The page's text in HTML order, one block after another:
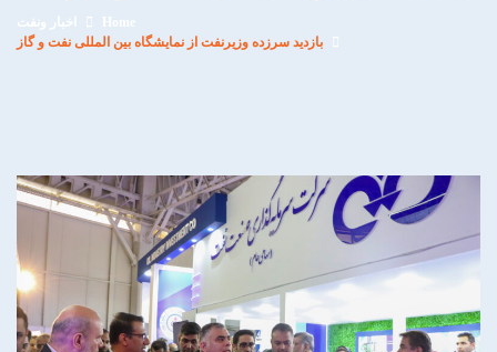
Home
اخبار ونفت
بازدید سرزده وزیرنفت از نمایشگاه بین المللی نفت و گاز